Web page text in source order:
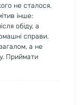
не сталося.
інше:
обіду, а
справи.
а не
Приймати